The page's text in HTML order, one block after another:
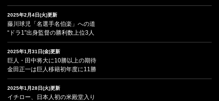
2025年2月4日(火)更新
藤川球児「名選手名伯楽」への道
“ドラ1”出身監督の勝利数上位3人
2025年1月31日(金)更新
巨人・田中将大に10勝以上の期待
金田正一は巨人移籍初年度に11勝
2025年1月28日(火)更新
イチロー、日本人初の米殿堂入り